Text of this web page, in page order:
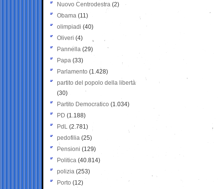
Nuovo Centrodestra (2)
Obama (11)
olimpiadi (40)
Oliveri (4)
Pannella (29)
Papa (33)
Parlamento (1.428)
partito del popolo della libertà
(30)
Partito Democratico (1.034)
PD (1.188)
PdL (2.781)
pedofilia (25)
Pensioni (129)
Politica (40.814)
polizia (253)
Porto (12)